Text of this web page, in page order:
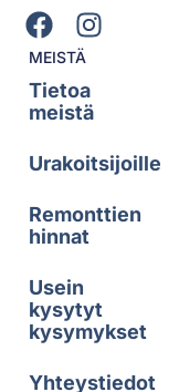
MEISTÄ
Tietoa
meistä
Urakoitsijoille
Remonttien
hinnat
Usein
kysytyt
kysymykset
Yhteystiedot